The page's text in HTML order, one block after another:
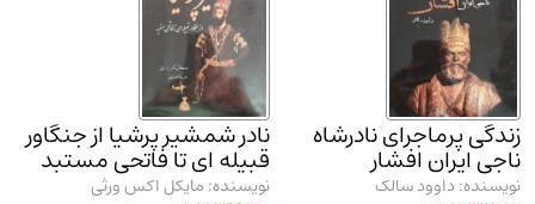
و آزمونها(2)
آموزشی و کنکوری
مدرسان شریف و انتشارت ارشد کتاب‌های..(2)
دانشگاه پیامـ نور(10)
زندگی پرماجرای نادرشاه
ناجی ایران افشار
نویسنده: داوود سالک
نادر شمشیر پرشیا از جنگاور
قبیله ای تا فاتحی مستبد
نویسنده: مایکل اکس ورثی